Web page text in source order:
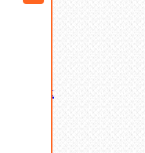
крепеж